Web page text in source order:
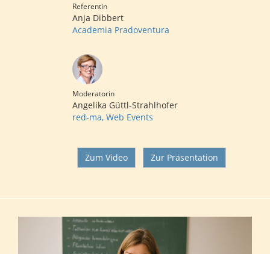
Referentin
Anja Dibbert
Academia Pradoventura
Moderatorin
Angelika Güttl-Strahlhofer
red-ma, Web Events
Zum Video Zur Präsentation